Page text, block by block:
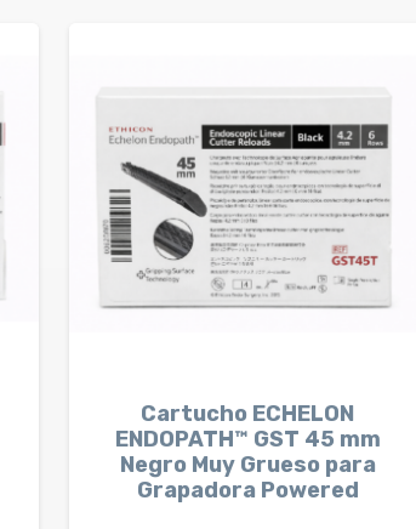
Cartucho ECHELON
ENDOPATH™ GST 45 mm
Negro Muy Grueso para
Grapadora Powered